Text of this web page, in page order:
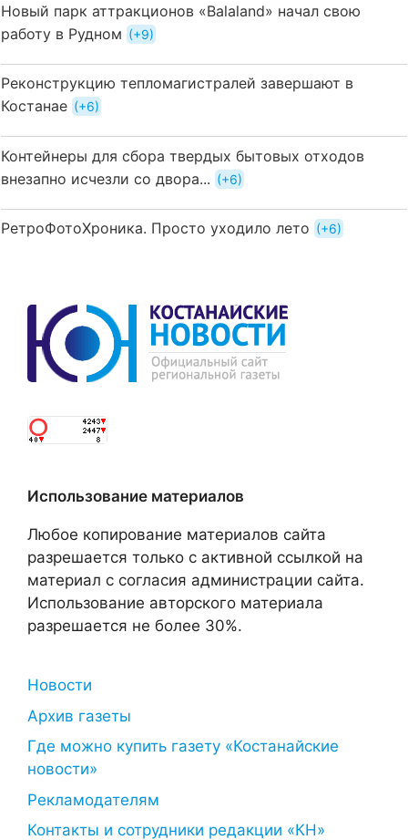
Новый парк аттракционов «Balaland» начал свою
работу в Рудном
+9
Реконструкцию тепломагистралей завершают в
Костанае
+6
Контейнеры для сбора твердых бытовых отходов
внезапно исчезли со двора...
+6
РетроФотоХроника. Просто уходило лето +6
Использование материалов
Любое копирование материалов сайта
разрешается только с активной ссылкой на
материал с согласия администрации сайта.
Использование авторского материала
разрешается не более 30%.
Новости
Архив газеты
Где можно купить газету «Костанайские
новости»
Рекламодателям
Контакты и сотрудники редакции «КН»